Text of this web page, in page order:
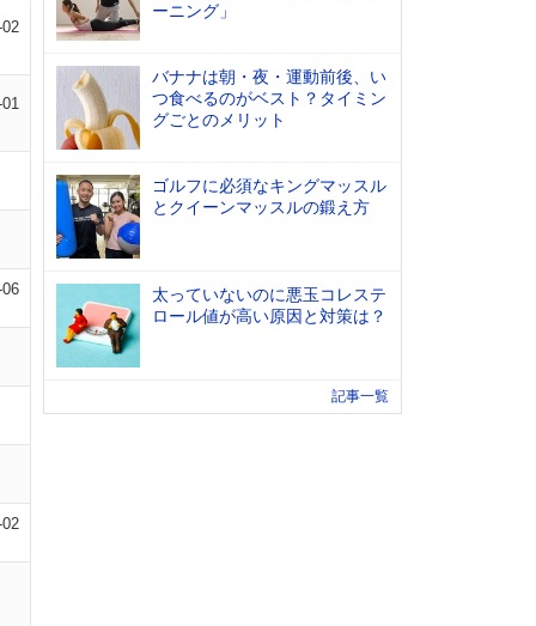
ーニング」
バナナは朝・夜・運動前後、い
つ食べるのがベスト？タイミン
グごとのメリット
ゴルフに必須なキングマッスル
とクイーンマッスルの鍛え方
太っていないのに悪玉コレステ
ロール値が高い原因と対策は？
記事一覧